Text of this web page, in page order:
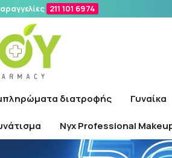
211 101 6974
διατροφής Γυναίκα
Nyx Professional